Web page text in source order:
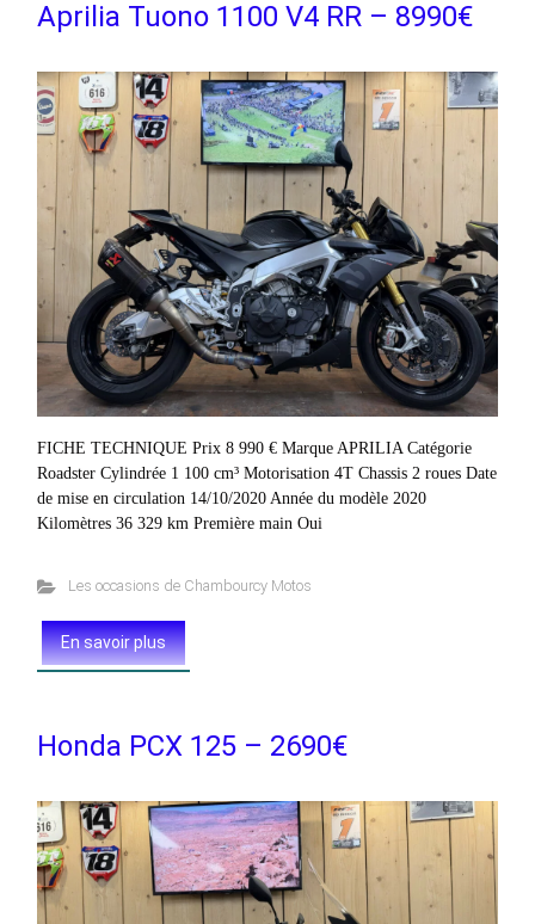
Aprilia Tuono 1100 V4 RR – 8990€
FICHE TECHNIQUE Prix 8 990 € Marque APRILIA Catégorie
Roadster Cylindrée 1 100 cm³ Motorisation 4T Chassis 2 roues Date
de mise en circulation 14/10/2020 Année du modèle 2020
Kilomètres 36 329 km Première main Oui
Les occasions de Chambourcy Motos
En savoir plus
Honda PCX 125 – 2690€